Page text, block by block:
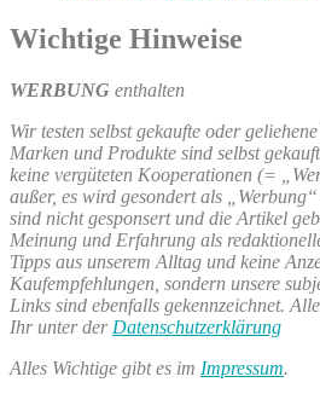
Wichtige Hinweise
WERBUNG enthalten
Wir testen selbst gekaufte oder
Marken und Produkte sind selbst
keine vergüteten Kooperationen (=
außer, es wird gesondert als
sind nicht gesponsert und die Artikel
Meinung und Erfahrung als
Tipps aus unserem Alltag und keine
Kaufempfehlungen, sondern unsere
Links sind ebenfalls gekennzeichnet.
Ihr unter der Datenschutzerklärung
Alles Wichtige gibt es im Impressum.